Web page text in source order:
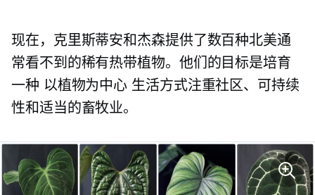
现在，克里斯蒂安和杰森提供了数百种北美通
常看不到的稀有热带植物。他们的目标是培育
一种 以植物为中心 生活方式注重社区、可持续
性和适当的畜牧业。